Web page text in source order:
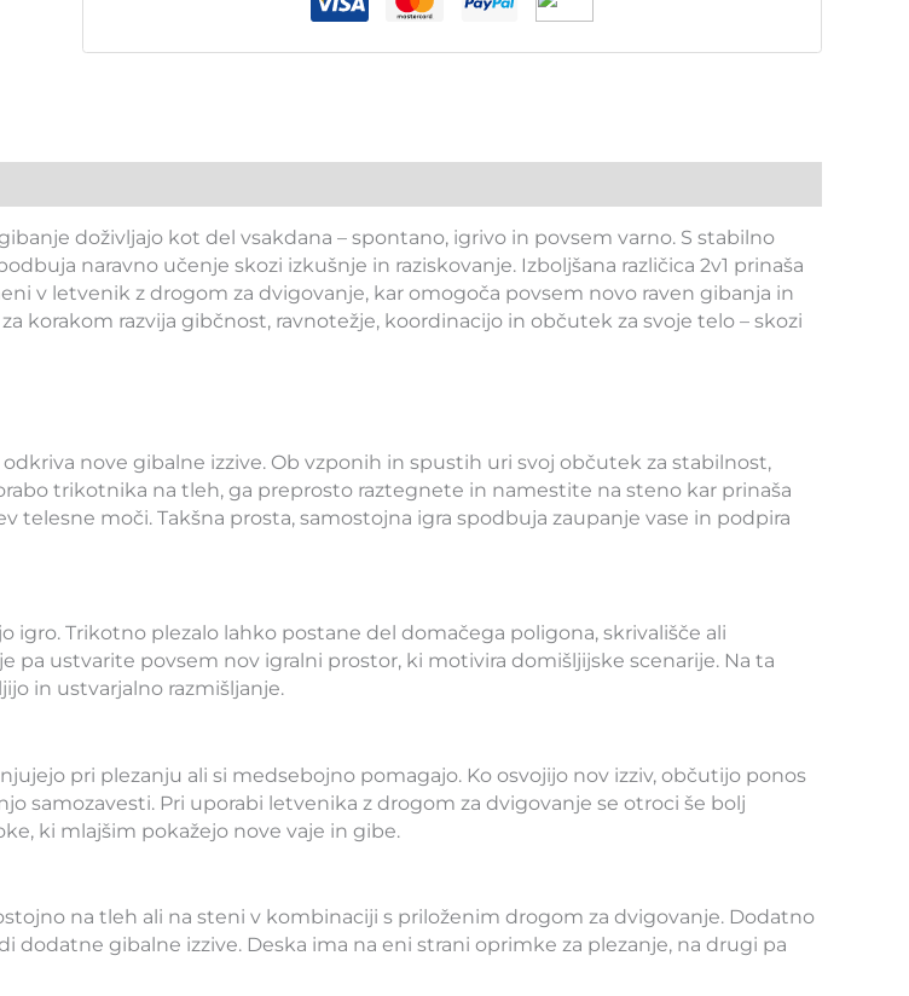
doživljajo kot del vsakdana – spontano, igrivo in povsem varno. S stabilno
naravno učenje skozi izkušnje in raziskovanje. Izboljšana različica 2v1 prinaša
v letvenik z drogom za dvigovanje, kar omogoča povsem novo raven gibanja in
korakom razvija gibčnost, ravnotežje, koordinacijo in občutek za svoje telo – skozi
nove gibalne izzive. Ob vzponih in spustih uri svoj občutek za stabilnost,
trikotnika na tleh, ga preprosto raztegnete in namestite na steno kar prinaša
moči. Takšna prosta, samostojna igra spodbuja zaupanje vase in podpira
Trikotno plezalo lahko postane del domačega poligona, skrivališče ali
ustvarite povsem nov igralni prostor, ki motivira domišljijske scenarije. Na ta
in ustvarjalno razmišljanje.
pri plezanju ali si medsebojno pomagajo. Ko osvojijo nov izziv, občutijo ponos
samozavesti. Pri uporabi letvenika z drogom za dvigovanje se otroci še bolj
ki mlajšim pokažejo nove vaje in gibe.
na tleh ali na steni v kombinaciji s priloženim drogom za dvigovanje. Dodatno
dodatne gibalne izzive. Deska ima na eni strani oprimke za plezanje, na drugi pa